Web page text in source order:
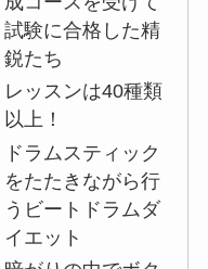
試験に合格した精
鋭たち
レッスンは40種類
以上！
ドラムスティック
をたたきながら行
うビートドラムダ
イエット